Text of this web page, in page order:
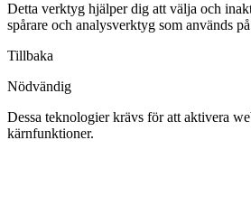
Detta verktyg hjälper dig att välja och
spårare och analysverktyg som används
Tillbaka
Nödvändig
Dessa teknologier krävs för att aktivera
kärnfunktioner.